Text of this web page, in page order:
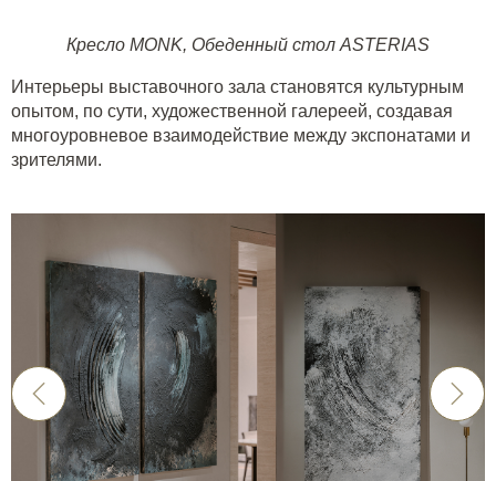
Кресло MONK, Обеденный стол ASTERIAS
Интерьеры выставочного зала становятся культурным
опытом, по сути, художественной галереей, создавая
многоуровневое взаимодействие между экспонатами и
зрителями.